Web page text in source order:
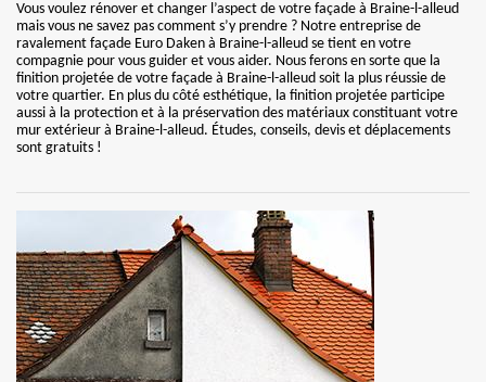
Vous voulez rénover et changer l’aspect de votre façade à Braine-l-alleud
mais vous ne savez pas comment s’y prendre ? Notre entreprise de
ravalement façade Euro Daken à Braine-l-alleud se tient en votre
compagnie pour vous guider et vous aider. Nous ferons en sorte que la
finition projetée de votre façade à Braine-l-alleud soit la plus réussie de
votre quartier. En plus du côté esthétique, la finition projetée participe
aussi à la protection et à la préservation des matériaux constituant votre
mur extérieur à Braine-l-alleud. Études, conseils, devis et déplacements
sont gratuits !